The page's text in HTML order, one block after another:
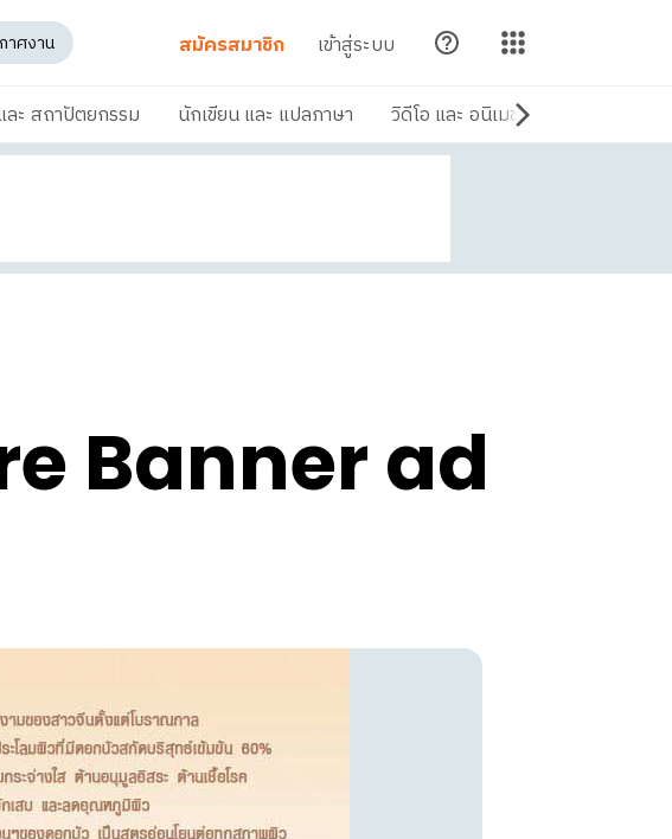
าศงาน สมัครสมาชิก เข้าสู่ระบบ
ะ สถาปัตยกรรม นักเขียน และ แปลภาษา วิดีโอ และ อนิเมชัน
Banner ad